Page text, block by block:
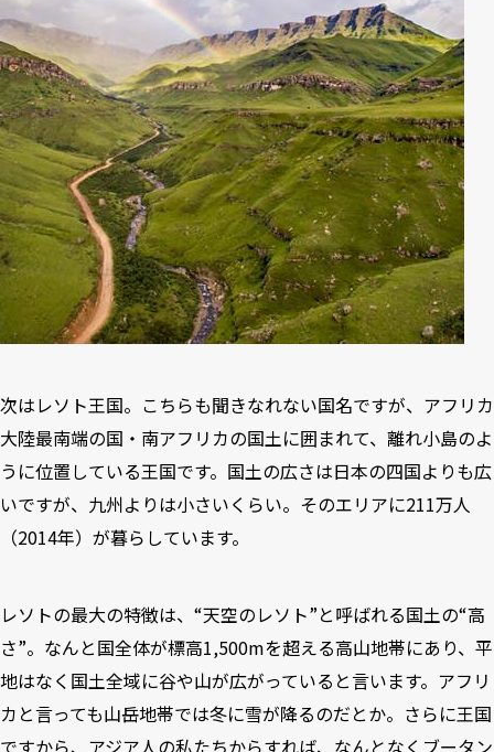
次はレソト王国。こちらも聞きなれない国名ですが、アフリカ
大陸最南端の国・南アフリカの国土に囲まれて、離れ小島のよ
うに位置している王国です。国土の広さは日本の四国よりも広
いですが、九州よりは小さいくらい。そのエリアに211万人
（2014年）が暮らしています。
レソトの最大の特徴は、“天空のレソト”と呼ばれる国土の“高
さ”。なんと国全体が標高1,500mを超える高山地帯にあり、平
地はなく国土全域に谷や山が広がっていると言います。アフリ
カと言っても山岳地帯では冬に雪が降るのだとか。さらに王国
ですから、アジア人の私たちからすれば、なんとなくブータン